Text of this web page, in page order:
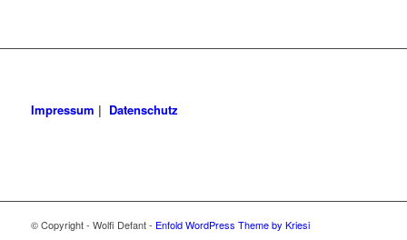
Impressum | Datenschutz
© Copyright - Wolfi Defant - Enfold WordPress Theme by Kriesi